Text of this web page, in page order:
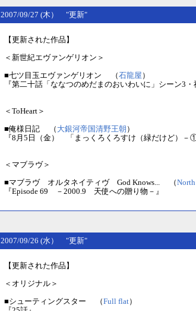
2007/09/27 (木） "更新"
【更新された作品】
＜新世紀エヴァンゲリオン＞
■七ツ目玉エヴァンゲリオン （石龍屋 ）
『第二十話「ななつのめだまのおいわいに」シーン3・
＜ToHeart＞
■俺様日記 （ 大銀河帝国清野王朝 ）
『8月5日（金） 「まっくろくろすけ（緑だけど）－①
＜マブラヴ＞
■マブラヴ オルタネイティヴ God Knows... （
『Episode 69 －2000.9 天使への贈り物－』
2007/09/26 (水） "更新"
【更新された作品】
＜オリジナル＞
■シューティングスター （Full flat）